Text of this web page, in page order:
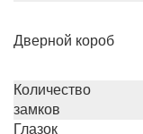
Дверной короб
Количество
замков
Глазок